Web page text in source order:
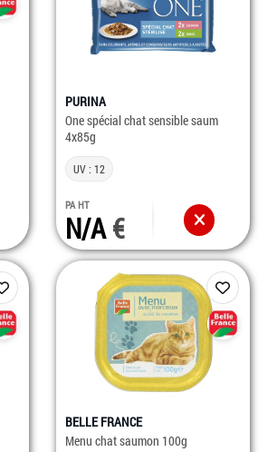
PURINA
One spécial chat sensible saum
4x85g
UV : 12
PA HT
N/A
BELLE FRANCE
Menu chat saumon 100g